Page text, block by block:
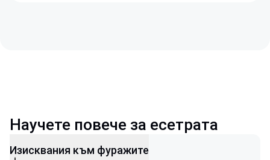
Научете повече за есетрата
Изисквания към фуражите